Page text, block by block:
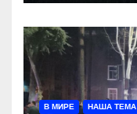
В МИРЕ НАША ТЕМА